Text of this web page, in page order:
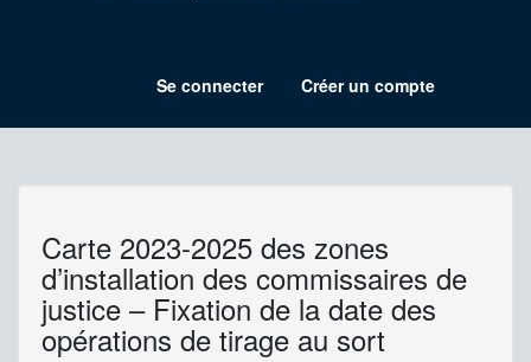
Menu
compte
de
l'utilisateur
Se connecter Créer un compte
Carte 2023-2025 des zones
d’installation des commissaires de
justice – Fixation de la date des
opérations de tirage au sort